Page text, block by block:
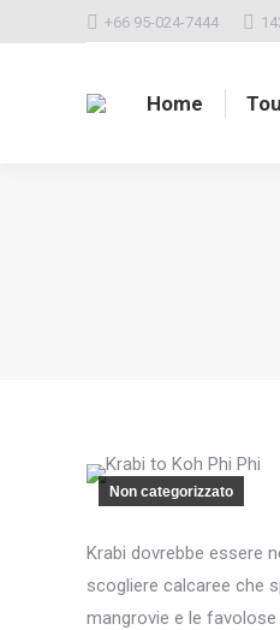
+66 95-024-7444
Home
Non categorizzato
Krabi dovrebbe essere
scogliere calcaree che
mangrovie e le favolose